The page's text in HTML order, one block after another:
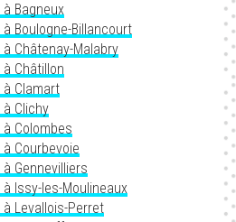
Bagneux
Boulogne-Billancourt
Châtenay-Malabry
Châtillon
Clamart
Clichy
Colombes
Courbevoie
Gennevilliers
Issy-les-Moulineaux
Levallois-Perret